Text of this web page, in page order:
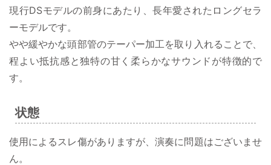
現行DSモデルの前身にあたり、長年愛されたロングセラ
ーモデルです。
やや緩やかな頭部管のテーパー加工を取り入れることで、
程よい抵抗感と独特の甘く柔らかなサウンドが特徴的で
す。
状態
使用によるスレ傷がありますが、演奏に問題はございませ
ん。